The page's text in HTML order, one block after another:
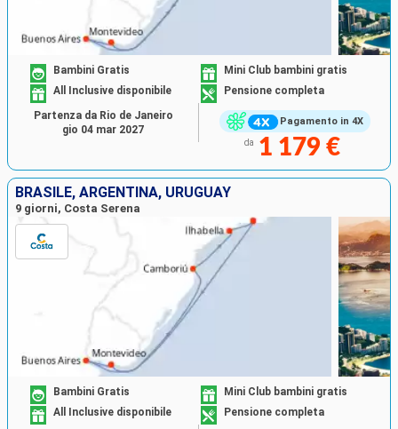
Pagamento in 4X
Bambini Gratis
Mini Club bambini gratis
All Inclusive disponibile
Pensione completa
da 1 179 €
Partenza da Rio de Janeiro
gio 04 mar 2027
BRASILE, ARGENTINA, URUGUAY
9 giorni, Costa Serena
Bambini Gratis
Mini Club bambini gratis
All Inclusive disponibile
Pensione completa